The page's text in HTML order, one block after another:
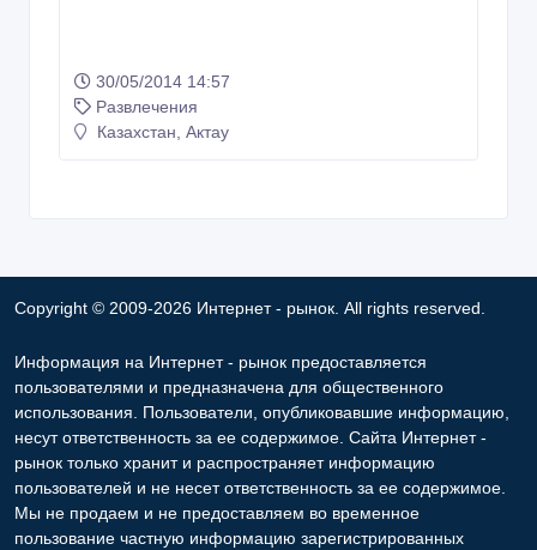
30/05/2014 14:57
Развлечения
Казахстан, Актау
Copyright © 2009-2026 Интернет - рынок. All rights reserved.
Информация на Интернет - рынок предоставляется
пользователями и предназначена для общественного
использования. Пользователи, опубликовавшие информацию,
несут ответственность за ее содержимое. Сайта Интернет -
рынок только хранит и распространяет информацию
пользователей и не несет ответственность за ее содержимое.
Мы не продаем и не предоставляем во временное
пользование частную информацию зарегистрированных